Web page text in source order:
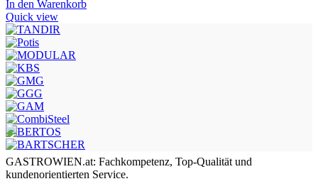
In den Warenkorb
Quick view
GASTROWIEN.at: Fachkompetenz, Top-Qualität und
kundenorientierten Service.